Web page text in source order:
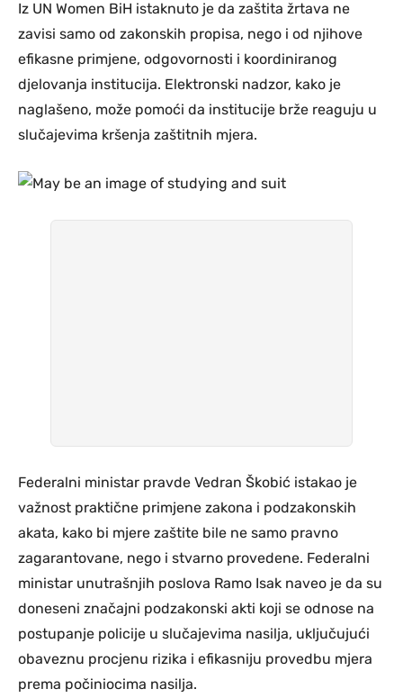
Iz UN Women BiH istaknuto je da zaštita žrtava ne
zavisi samo od zakonskih propisa, nego i od njihove
efikasne primjene, odgovornosti i koordiniranog
djelovanja institucija. Elektronski nadzor, kako je
naglašeno, može pomoći da institucije brže reaguju u
slučajevima kršenja zaštitnih mjera.
Federalni ministar pravde Vedran Škobić istakao je
važnost praktične primjene zakona i podzakonskih
akata, kako bi mjere zaštite bile ne samo pravno
zagarantovane, nego i stvarno provedene. Federalni
ministar unutrašnjih poslova Ramo Isak naveo je da su
doneseni značajni podzakonski akti koji se odnose na
postupanje policije u slučajevima nasilja, uključujući
obaveznu procjenu rizika i efikasniju provedbu mjera
prema počiniocima nasilja.